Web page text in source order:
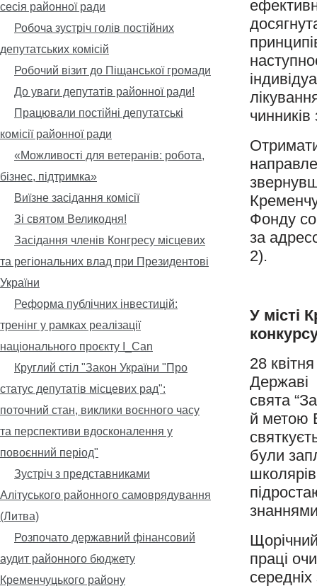
чинників
Фонду
за
2).
У місті
28
Державі
свята
й метою
були
праці
сесія районної ради
Робоча зустріч голів постійних
депутатських комісій
Робочий візит до Піщанської громади
До уваги депутатів районної ради!
Працювали постійні депутатські
комісії районної ради
«Можливості для ветеранів: робота,
бізнес, підтримка»
Виїзне засідання комісії
Зі святом Великодня!
Засідання членів Конгресу місцевих
та регіональних влад при Президентові
України
Реформа публічних інвестицій:
тренінг у рамках реалізації
національного проєкту I_Can
Круглий стіл "Закон України "Про
статус депутатів місцевих рад":
поточний стан, виклики воєнного часу
та перспективи вдосконалення у
повоєнний період"
Зустріч з представниками
Алітуського районного самоврядування
(Литва)
Розпочато державний фінансовий
аудит районного бюджету
Кременчуцького району